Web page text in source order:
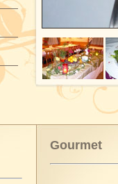
Gourmet